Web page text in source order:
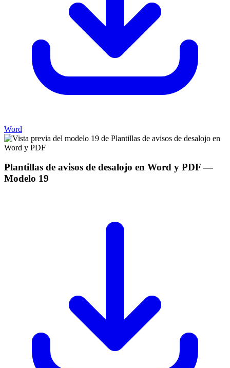
Word
Plantillas de avisos de desalojo en Word y PDF—
Modelo 19